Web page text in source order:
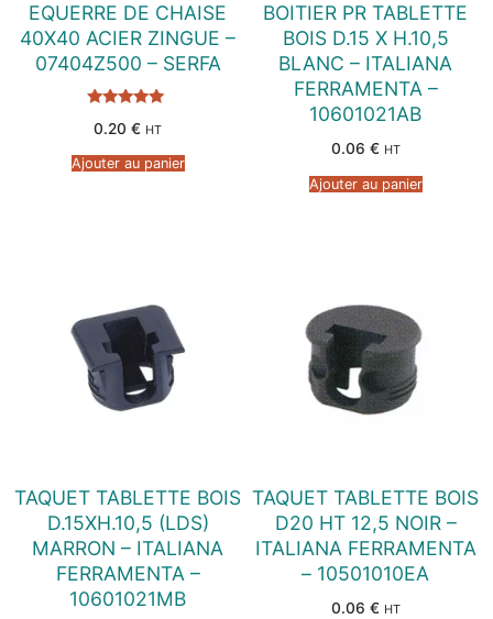
EQUERRE DE CHAISE
40X40 ACIER ZINGUE –
07404Z500 – SERFA
5.00
0.20 € HT
Ajouter au panier
BOITIER PR TABLETTE
BOIS D.15 X H.10,5
BLANC – ITALIANA
FERRAMENTA –
10601021AB
0.06 € HT
Ajouter au panier
TAQUET TABLETTE BOIS
D.15XH.10,5 (LDS)
MARRON – ITALIANA
FERRAMENTA –
10601021MB
TAQUET TABLETTE BOIS
D20 HT 12,5 NOIR –
ITALIANA FERRAMENTA
– 10501010EA
0.06 € HT